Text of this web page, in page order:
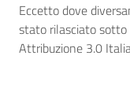
Eccetto dove
stato rilasciato sotto
Attribuzione 3.0